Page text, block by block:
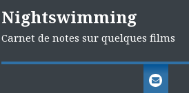
Nightswimming
Carnet de notes sur quelques films